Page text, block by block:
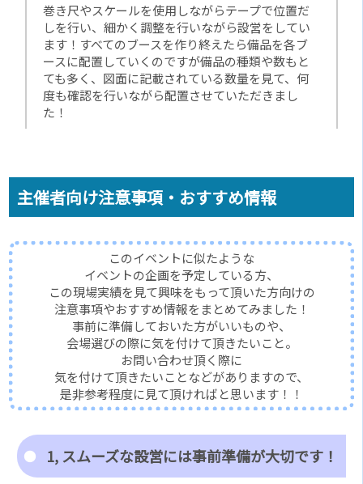
巻き尺やスケールを使用しながらテープで位置だ
しを行い、細かく調整を行いながら設営をしてい
ます！すべてのブースを作り終えたら備品を各ブ
ースに配置していくのですが備品の種類や数もと
ても多く、図面に記載されている数量を見て、何
度も確認を行いながら配置させていただきまし
た！
主催者向け注意事項・おすすめ情報
このイベントに似たような
イベントの企画を予定している方、
この現場実績を見て興味をもって頂いた方向けの
注意事項やおすすめ情報をまとめてみました！
事前に準備しておいた方がいいものや、
会場選びの際に気を付けて頂きたいこと。
お問い合わせ頂く際に
気を付けて頂きたいことなどがありますので、
是非参考程度に見て頂ければと思います！！
1, スムーズな設営には事前準備が大切です！